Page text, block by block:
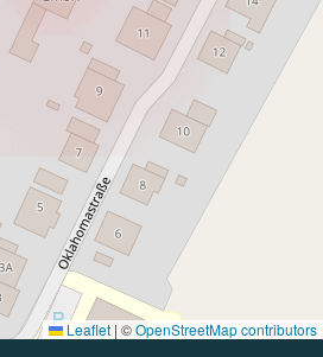
Leaflet | ©OpenStreetMap contributors